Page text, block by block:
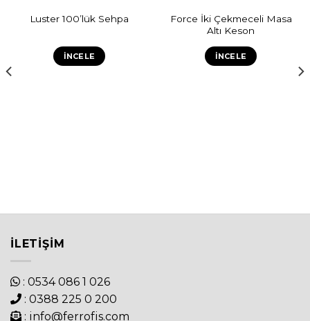
Luster 100’lük Sehpa
İNCELE
Force İki Çekmeceli Masa
Altı Keson
İNCELE
İLETIŞIM
: 0534 086 1 026
: 0388 225 0 200
: info@ferrofis.com